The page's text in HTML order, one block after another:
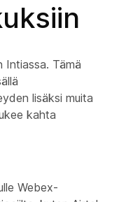
Tämä
lisäksi muita
kahta
Webex-